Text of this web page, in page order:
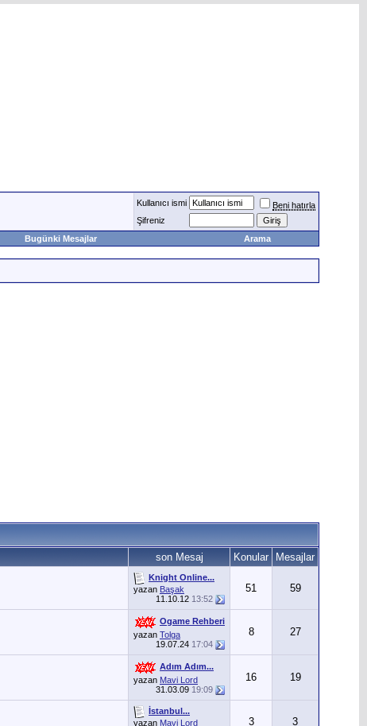
Kullanıcı ismi
Beni hatırla
Şifreniz
Bugünki Mesajlar Arama
son Mesaj Konular Mesajlar
Knight Online...
yazan Başak
11.10.12 13:52
51 59
Ogame Rehberi
yazan Tolga
19.07.24 17:04
8 27
Adım Adım...
yazan Mavi Lord
31.03.09 19:09
16 19
İstanbul...
yazan Mavi Lord
3 3